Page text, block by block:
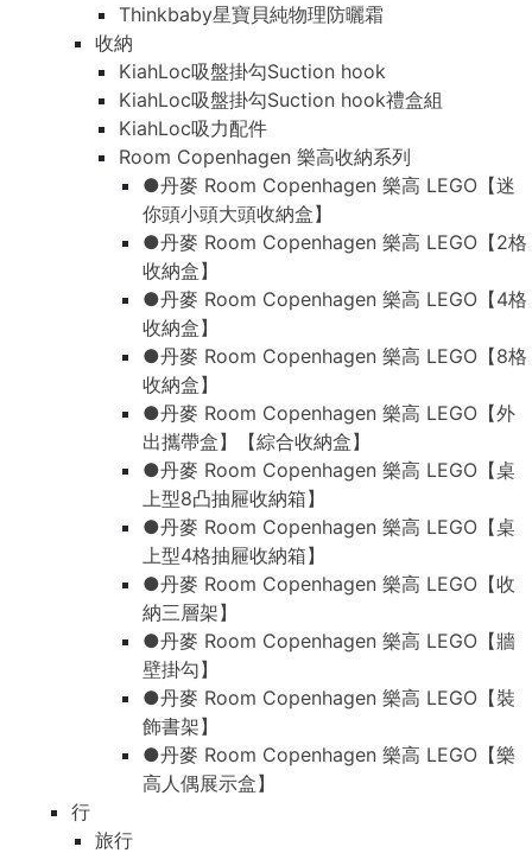
Thinkbaby星寶貝純物理防曬霜
收納
KiahLoc吸盤掛勾Suction hook
KiahLoc吸盤掛勾Suction hook禮盒組
KiahLoc吸力配件
Room Copenhagen 樂高收納系列
●丹麥 Room Copenhagen 樂高 LEGO【迷
你頭小頭大頭收納盒】
●丹麥 Room Copenhagen 樂高 LEGO【2格
收納盒】
●丹麥 Room Copenhagen 樂高 LEGO【4格
收納盒】
●丹麥 Room Copenhagen 樂高 LEGO【8格
收納盒】
●丹麥 Room Copenhagen 樂高 LEGO【外
出攜帶盒】【綜合收納盒】
●丹麥 Room Copenhagen 樂高 LEGO【桌
上型8凸抽屜收納箱】
●丹麥 Room Copenhagen 樂高 LEGO【桌
上型4格抽屜收納箱】
●丹麥 Room Copenhagen 樂高 LEGO【收
納三層架】
●丹麥 Room Copenhagen 樂高 LEGO【牆
壁掛勾】
●丹麥 Room Copenhagen 樂高 LEGO【裝
飾書架】
●丹麥 Room Copenhagen 樂高 LEGO【樂
高人偶展示盒】
行
旅行